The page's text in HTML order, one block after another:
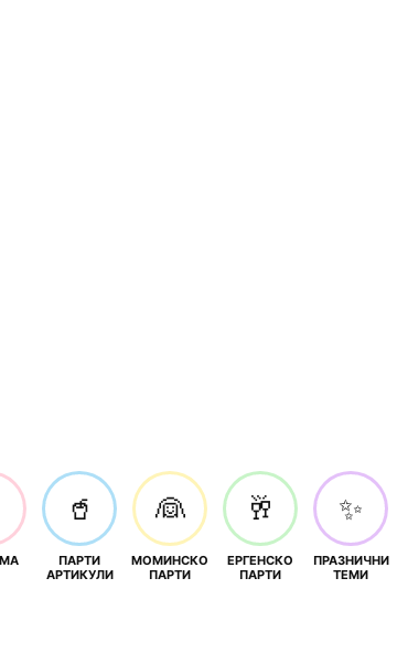
🥤
ПАРТИ
АРТИКУЛИ
👰
МОМИНСКО
ПАРТИ
🥂
ЕРГЕНСКО
ПАРТИ
✨
ПРАЗНИЧНИ
ТЕМИ